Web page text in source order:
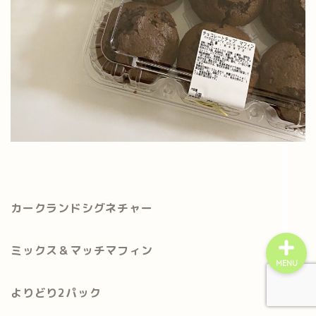
カークランドシグネチャー
ミックス＆マッチマフィン
よりどり2パック
MENU
home
プライバシーポリシー